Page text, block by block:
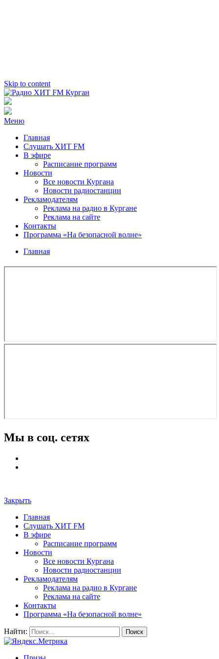
Skip to content
Радио ХИТ FM Курган
103.2 FM
Меню
Главная
Слушать ХИТ FM
В эфире
Расписание программ
Новости
Все новости Кургана
Новости радиостанции
Рекламодателям
Реклама на радио в Кургане
Реклама на сайте
Контакты
Программа «На безопасной волне»
Главная
Мы в соц. сетях
Закрыть
Главная
Слушать ХИТ FM
В эфире
Расписание программ
Новости
Все новости Кургана
Новости радиостанции
Рекламодателям
Реклама на радио в Кургане
Реклама на сайте
Контакты
Программа «На безопасной волне»
Найти: